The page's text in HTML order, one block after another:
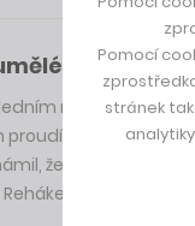
roce
proudí, nejistotě
že nabral další
Pomocí
stránek